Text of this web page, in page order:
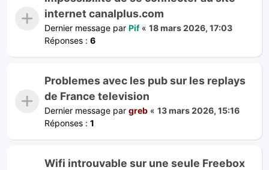
internet canalplus.com
Dernier message par Pif« 18 mars 2026, 17:03
Réponses : 6
Problemes avec les pub sur les replays
de France television
Dernier message par greb « 13 mars 2026, 15:16
Réponses : 1
Wifi introuvable sur une seule Freebox